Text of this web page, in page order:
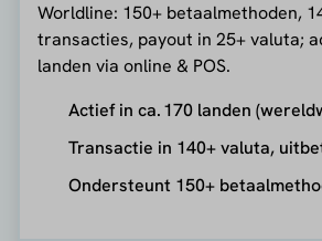
Worldline: 150+ betaalmethoden,
transacties, payout in 25+ valuta;
landen via online & POS.
Actief in ca. 170 landen
Transactie in 140+ valuta,
Ondersteunt 150+